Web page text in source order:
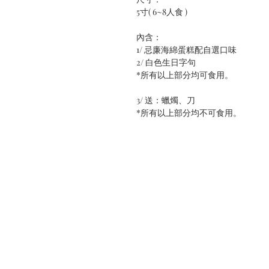
5寸( 6~8人食 )
內含：
1/ 忌廉海綿蛋糕配自選口味
2/ 白色生日字句
*所有以上部分均可食用。
3/ 送：蠟燭、刀
*所有以上部分均不可食用。